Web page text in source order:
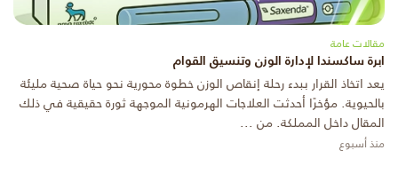
مقالات عامة
ابرة ساكسندا لإدارة الوزن وتنسيق القوام
يعد اتخاذ القرار ببدء رحلة إنقاص الوزن خطوة محورية نحو حياة صحية مليئة
بالحيوية. مؤخرًا أحدثت العلاجات الهرمونية الموجهة ثورة حقيقية في ذلك
المقال داخل المملكة. من ...
منذ أسبوع